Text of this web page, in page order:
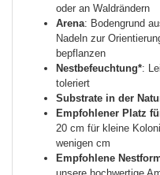
oder an Waldrändern
Arena: Bodengrund
Nadeln zur
bepflanzen
Nestbefeuchtung*:
toleriert
Substrate in der
Empfohlener Platz
20 cm für kleine
wenigen cm
Empfohlene